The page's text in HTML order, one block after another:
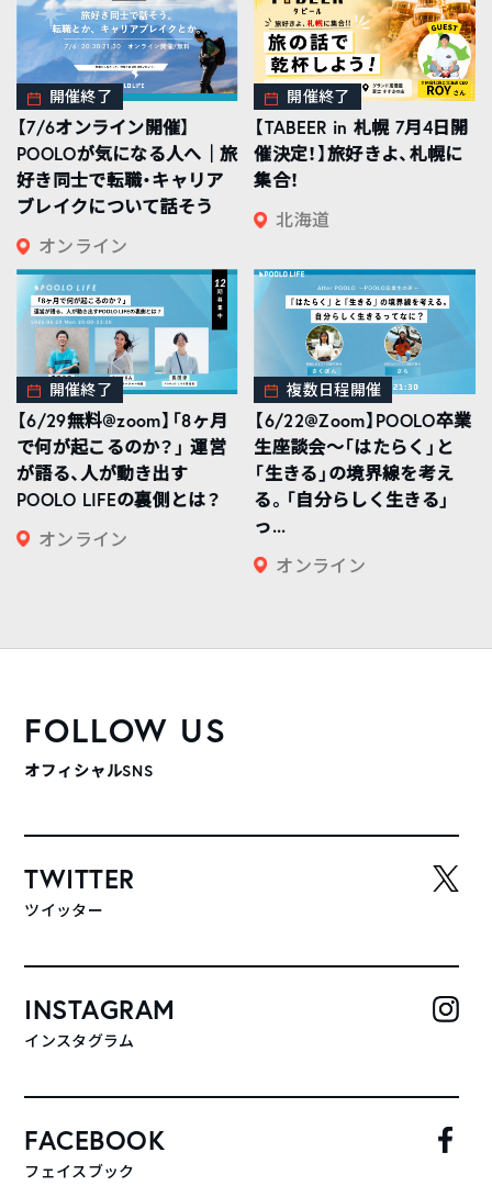
開催終了
【7/6オンライン開催】
POOLOが気になる人へ｜旅
好き同士で転職・キャリア
ブレイクについて話そう
オンライン
開催終了
【TABEER in 札幌 7月4日開
催決定！】旅好きよ、札幌に
集合！
北海道
開催終了
【6/29無料@zoom】「8ヶ月
で何が起こるのか？」 運営
が語る、人が動き出す
POOLO LIFEの裏側とは？
オンライン
複数日程開催
【6/22@Zoom】POOLO卒業
生座談会〜「はたらく」と
「生きる」の境界線を考え
る。「自分らしく生きる」
っ...
オンライン
FOLLOW US
オフィシャルSNS
TWITTER
ツイッター
INSTAGRAM
インスタグラム
FACEBOOK
フェイスブック